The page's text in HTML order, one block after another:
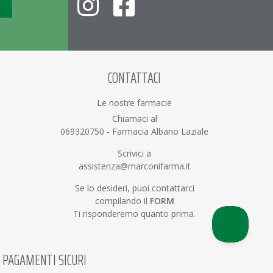
CONTATTACI
Le nostre farmacie
Chiamaci al
069320750 - Farmacia Albano Laziale
Scrivici a
assistenza@marconifarma.it
Se lo desideri, puoi contattarci
compilando il FORM
Ti risponderemo quanto prima.
PAGAMENTI SICURI